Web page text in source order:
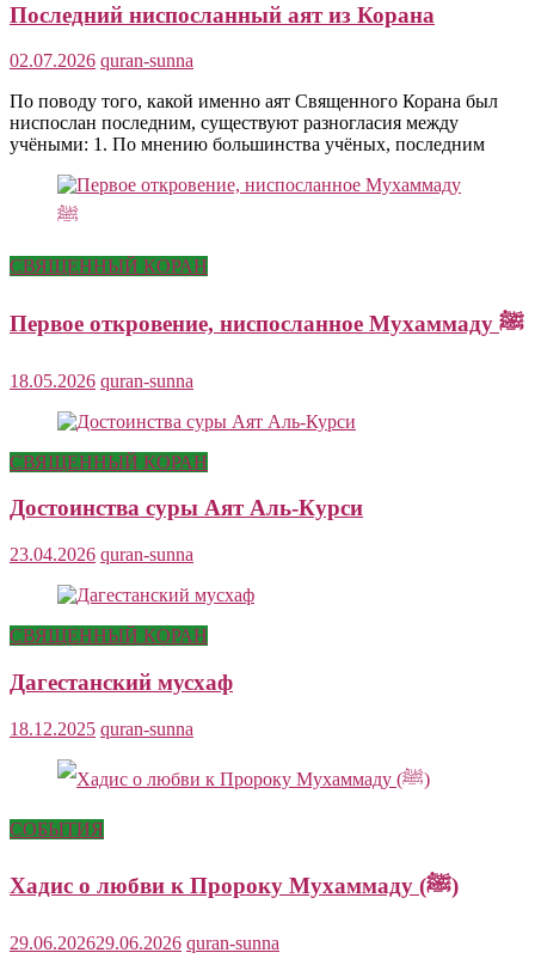
Последний ниспосланный аят из Корана
02.07.2026 quran-sunna
По поводу того, какой именно аят Священного Корана был
ниспослан последним, существуют разногласия между
учёными: 1. По мнению большинства учёных, последним
СВЯЩЕННЫЙ КОРАН
Первое откровение, ниспосланное Мухаммаду ﷺ
18.05.2026 quran-sunna
СВЯЩЕННЫЙ КОРАН
Достоинства суры Аят Аль-Курси
23.04.2026 quran-sunna
СВЯЩЕННЫЙ КОРАН
Дагестанский мусхаф
18.12.2025 quran-sunna
СОБЫТИЯ
Хадис о любви к Пророку Мухаммаду (ﷺ)
29.06.202629.06.2026 quran-sunna